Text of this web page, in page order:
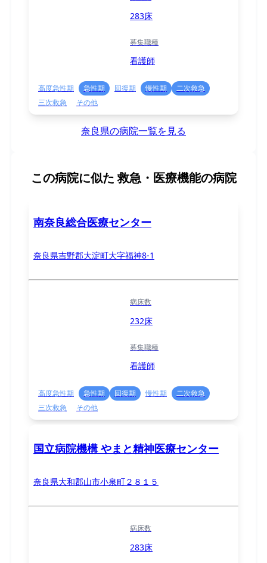
283床
募集職種
看護師
高度急性期 急性期 回復期 慢性期
二次救急
三次救急
その他
奈良県の病院一覧を見る
この病院に似た 救急・医療機能の病院
南奈良総合医療センター
奈良県吉野郡大淀町大字福神8-1
病床数
232床
募集職種
看護師
高度急性期 急性期 回復期 慢性期
二次救急
三次救急
その他
国立病院機構 やまと精神医療センター
奈良県大和郡山市小泉町２８１５
病床数
283床